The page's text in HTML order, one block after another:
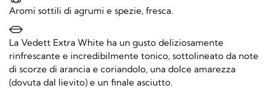
Aromi sottili di agrumi e spezie, fresca.
La Vedett Extra White ha un gusto deliziosamente
rinfrescante e incredibilmente tonico, sottolineato da note
di scorze di arancia e coriandolo, una dolce amarezza
(dovuta dal lievito) e un finale asciutto.